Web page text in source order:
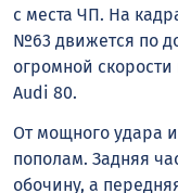
с места ЧП. На
№63 движется по
огромной
Audi 80.
От мощного удара
пополам. Задняя
обочину, а